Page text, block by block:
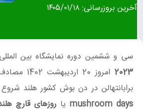
آخرین بروزرسانی:۱۴۰۵/۰۱/۱۸
سی و ششمین دوره نمایشگاه بین
2023
برابانتهالن در دن بوش کشور هلند
mushroom days یاروزهای قارچ